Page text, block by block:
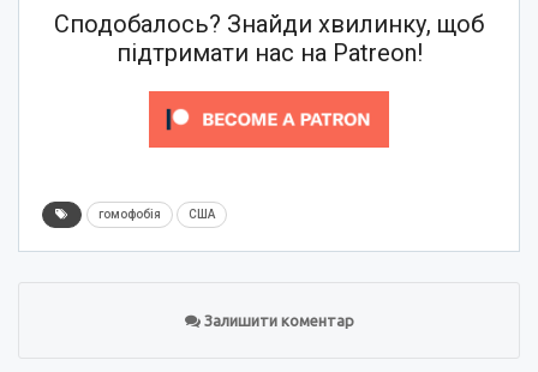
Сподобалось? Знайди хвилинку, щоб
підтримати нас на Patreon!
гомофобія США
Залишити коментар